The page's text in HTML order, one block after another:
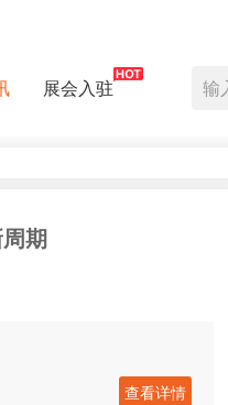
展会入驻 输
期
查看详情